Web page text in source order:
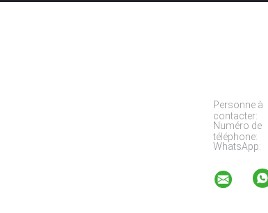
Personne à
contacter:
Numéro de
téléphone:
WhatsApp: